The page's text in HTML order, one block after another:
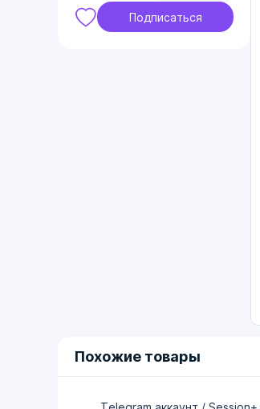
Подписаться
Похожие товары